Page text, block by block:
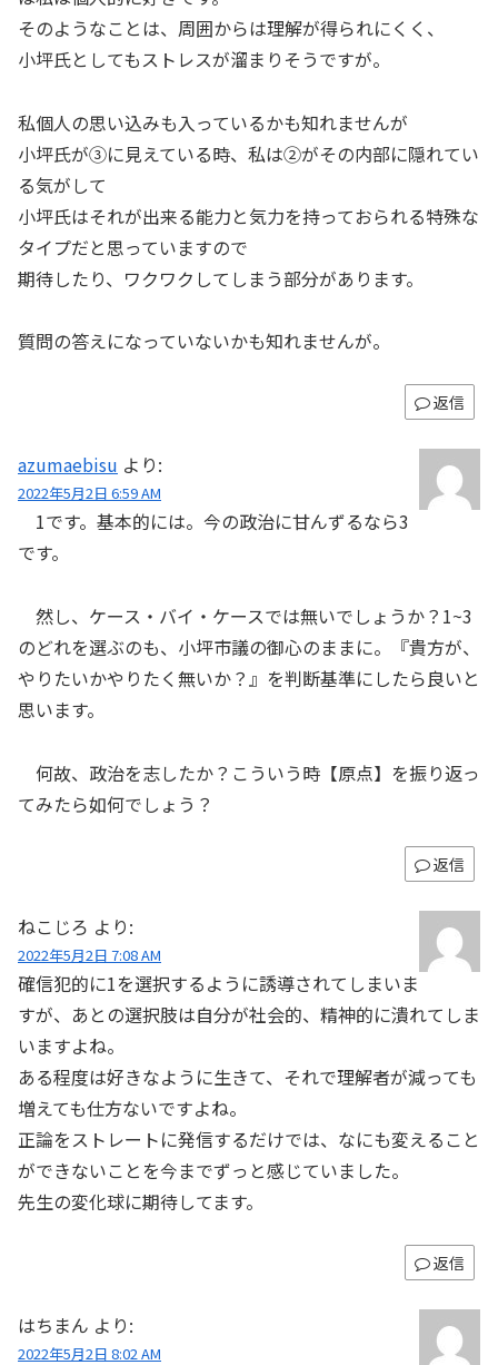
そのようなことは、周囲からは理解が得られにくく、
小坪氏としてもストレスが溜まりそうですが。
私個人の思い込みも入っているかも知れませんが
小坪氏が③に見えている時、私は②がその内部に隠れてい
る気がして
小坪氏はそれが出来る能力と気力を持っておられる特殊な
タイプだと思っていますので
期待したり、ワクワクしてしまう部分があります。
質問の答えになっていないかも知れませんが。
返信
azumaebisu より:
2022年5月2日 6:59 AM
1です。基本的には。今の政治に甘んずるなら3
です。
然し、ケース・バイ・ケースでは無いでしょうか？1~3
のどれを選ぶのも、小坪市議の御心のままに。『貴方が、
やりたいかやりたく無いか？』を判断基準にしたら良いと
思います。
何故、政治を志したか？こういう時【原点】を振り返っ
てみたら如何でしょう？
返信
ねこじろ より:
2022年5月2日 7:08 AM
確信犯的に1を選択するように誘導されてしまいま
すが、あとの選択肢は自分が社会的、精神的に潰れてしま
いますよね。
ある程度は好きなように生きて、それで理解者が減っても
増えても仕方ないですよね。
正論をストレートに発信するだけでは、なにも変えること
ができないことを今までずっと感じていました。
先生の変化球に期待してます。
返信
はちまん より:
2022年5月2日 8:02 AM